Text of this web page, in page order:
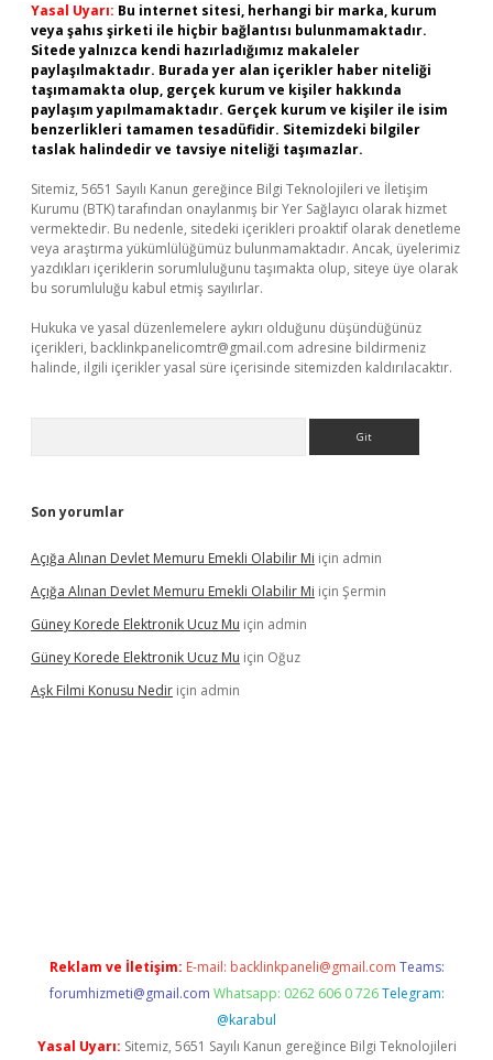
Yasal Uyarı: Bu internet sitesi, herhangi bir marka, kurum
veya şahıs şirketi ile hiçbir bağlantısı bulunmamaktadır.
Sitede yalnızca kendi hazırladığımız makaleler
paylaşılmaktadır. Burada yer alan içerikler haber niteliği
taşımamakta olup, gerçek kurum ve kişiler hakkında
paylaşım yapılmamaktadır. Gerçek kurum ve kişiler ile isim
benzerlikleri tamamen tesadüfidir. Sitemizdeki bilgiler
taslak halindedir ve tavsiye niteliği taşımazlar.
Sitemiz, 5651 Sayılı Kanun gereğince Bilgi Teknolojileri ve İletişim
Kurumu (BTK) tarafından onaylanmış bir Yer Sağlayıcı olarak hizmet
vermektedir. Bu nedenle, sitedeki içerikleri proaktif olarak denetleme
veya araştırma yükümlülüğümüz bulunmamaktadır. Ancak, üyelerimiz
yazdıkları içeriklerin sorumluluğunu taşımakta olup, siteye üye olarak
bu sorumluluğu kabul etmiş sayılırlar.
Hukuka ve yasal düzenlemelere aykırı olduğunu düşündüğünüz
içerikleri, backlinkpanelicomtr@gmail.com adresine bildirmeniz
halinde, ilgili içerikler yasal süre içerisinde sitemizden kaldırılacaktır.
Son yorumlar
Açığa Alınan Devlet Memuru Emekli Olabilir Mi için admin
Açığa Alınan Devlet Memuru Emekli Olabilir Mi için Şermin
Güney Korede Elektronik Ucuz Mu için admin
Güney Korede Elektronik Ucuz Mu için Oğuz
Aşk Filmi Konusu Nedir için admin
Reklam ve İletişim: E-mail: backlinkpaneli@gmail.com Teams:
forumhizmeti@gmail.com Whatsapp: 0262 606 0 726 Telegram:
@karabul
Yasal Uyarı: Sitemiz, 5651 Sayılı Kanun gereğince Bilgi Teknolojileri